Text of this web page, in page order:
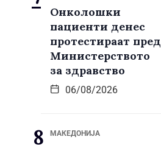
Онколошки
пациенти денес
протестираат пред
Министерството
за здравство
06/08/2026
МАКЕДОНИЈА